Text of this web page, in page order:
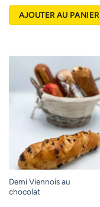
AJOUTER AU PANIER
Demi Viennois au
chocolat